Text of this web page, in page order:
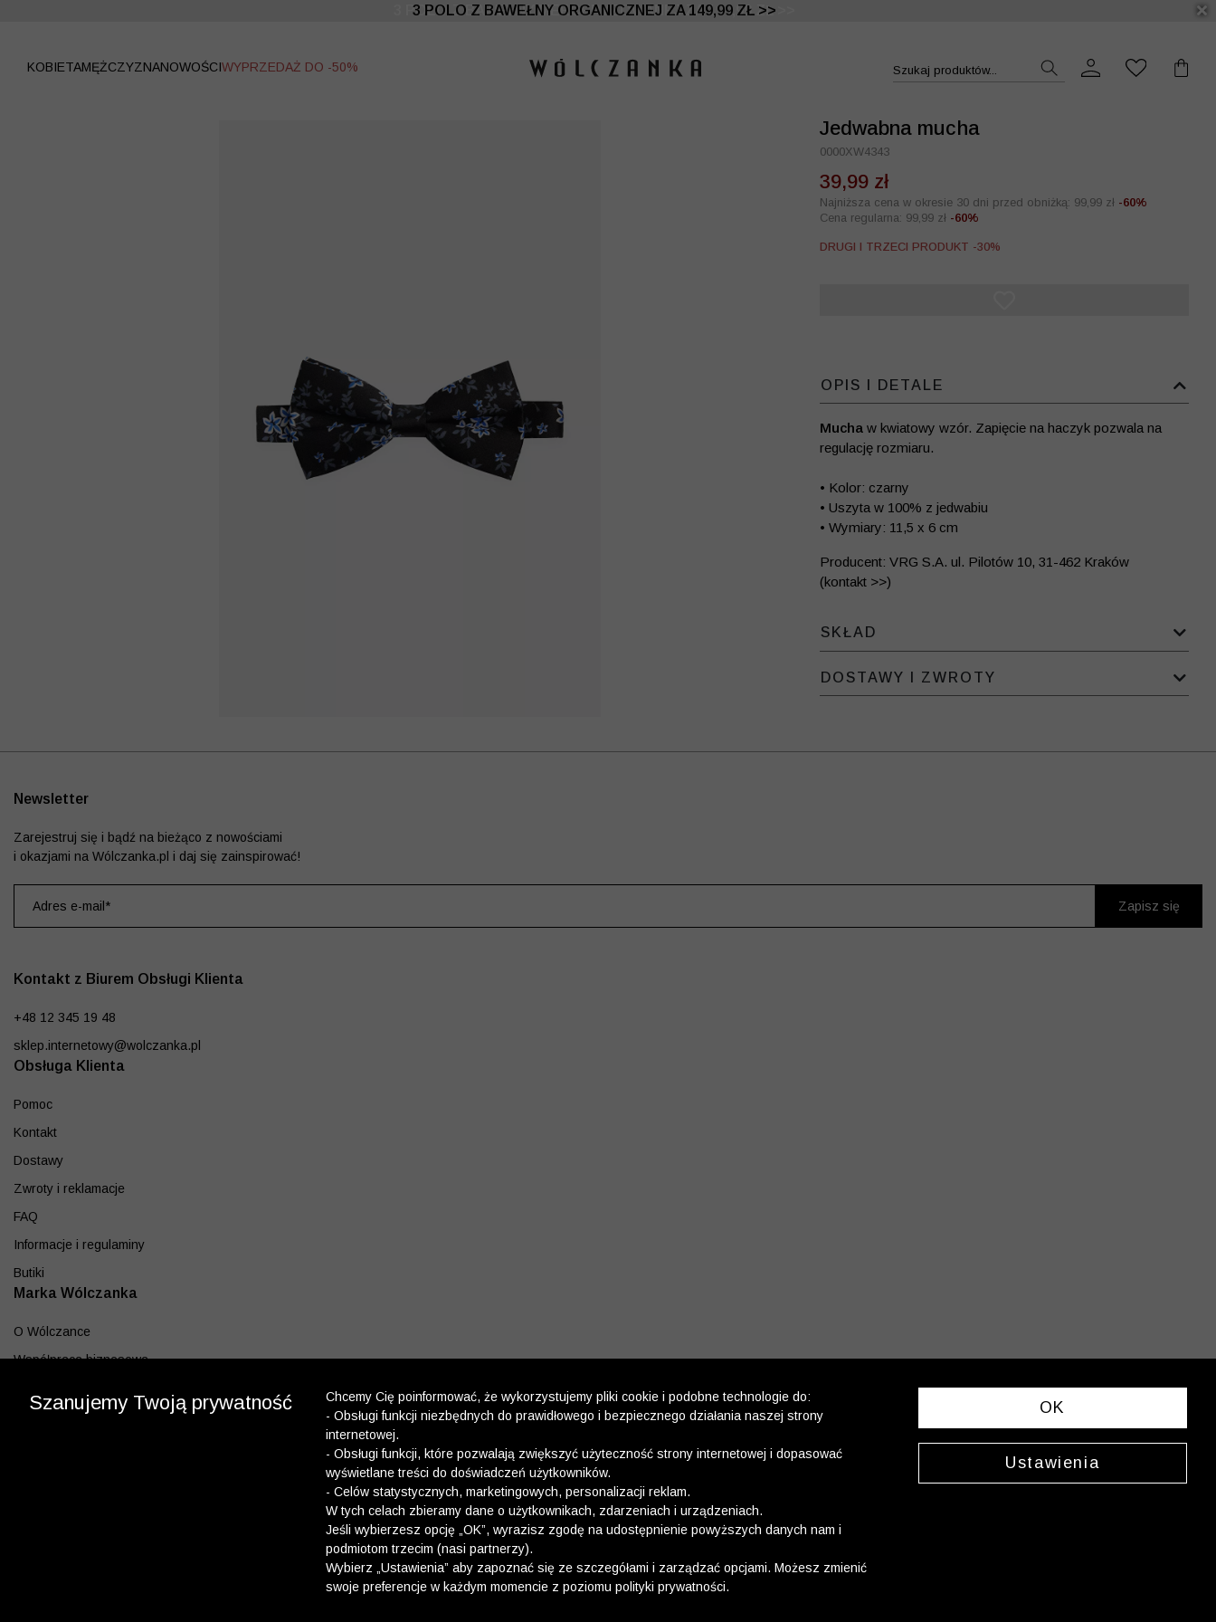
3 POLO Z BAWEŁNY ORGANICZNEJ ZA 149,99 ZŁ >>
WYPRZEDAŻ DO -50% | DODATKOWE -30% NA DRUGI I TRZECI PRODUKT >>
KOBIETAMĘŻCZYZNANOWOŚCIWYPRZEDAŻ DO -50% Szukaj produktów...
Jedwabna mucha
0000XW4343
39,99 zł
Najniższa cena w okresie 30 dni przed obniżką: 99,99 zł -60%
Cena regularna: 99,99 zł -60%
DRUGI I TRZECI PRODUKT -30%
OPIS I DETALE
Mucha w kwiatowy wzór. Zapięcie na haczyk pozwala na
regulację rozmiaru.
• Kolor: czarny
• Uszyta w 100% z jedwabiu
• Wymiary: 11,5 x 6 cm
Producent: VRG S.A. ul. Pilotów 10, 31-462 Kraków
(kontakt >>)
SKŁAD
DOSTAWY I ZWROTY
Kontakt z Biurem Obsługi Klienta
+48 12 345 19 48
sklep.internetowy@wolczanka.pl
Obsługa Klienta
Pomoc
Kontakt
Dostawy
Zwroty i reklamacje
FAQ
Informacje i regulaminy
Butiki
Marka Wólczanka
O Wólczance
Współpraca biznesowa
Program lojalnościowy
Newsletter
Zarejestruj się i bądź na bieżąco z nowościami
i okazjami na Wólczanka.pl i daj się zainspirować!
Szanujemy Twoją prywatność
Chcemy Cię poinformować, że wykorzystujemy pliki cookie i podobne technologie do:
- Obsługi funkcji niezbędnych do prawidłowego i bezpiecznego działania naszej strony
internetowej.
- Obsługi funkcji, które pozwalają zwiększyć użyteczność strony internetowej i dopasować
wyświetlane treści do doświadczeń użytkowników.
- Celów statystycznych, marketingowych, personalizacji reklam.
W tych celach zbieramy dane o użytkownikach, zdarzeniach i urządzeniach.
Jeśli wybierzesz opcję „OK”, wyrazisz zgodę na udostępnienie powyższych danych nam i
podmiotom trzecim (nasi partnerzy).
Wybierz „Ustawienia” aby zapoznać się ze szczegółami i zarządzać opcjami. Możesz zmienić
swoje preferencje w każdym momencie z poziomu polityki prywatności.
OK
Ustawienia